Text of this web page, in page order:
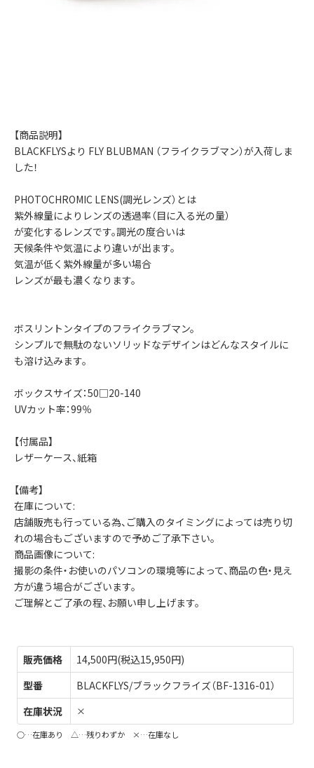
【商品説明】
BLACKFLYSより FLY BLUBMAN （フライクラブマン）が入荷しま
した！
PHOTOCHROMIC LENS(調光レンズ）とは
紫外線量によりレンズの透過率（目に入る光の量）
が変化するレンズです。調光の度合いは
天候条件や気温により違いが出ます。
気温が低く紫外線量が多い場合
レンズが最も濃くなります。
ボスリントンタイプのフライクラブマン。
シンプルで無駄のないソリッドなデザインはどんなスタイルに
も溶け込みます。
ボックスサイズ：50□20-140
UVカット率：99％
【付属品】
レザーケース、紙箱
【備考】
在庫について:
店舗販売も行っている為、ご購入のタイミングによっては売り切
れの場合もございますので予めご了承下さい。
商品画像について:
撮影の条件・お使いのパソコンの環境等によって、商品の色・見え
方が違う場合がございます。
ご理解とご了承の程、お願い申し上げます。
販売価格
14,500円(税込15,950円)
型番
BLACKFLYS/ブラックフライズ（BF-1316-01）
在庫状況
×
○…在庫あり △…残りわずか ×…在庫なし